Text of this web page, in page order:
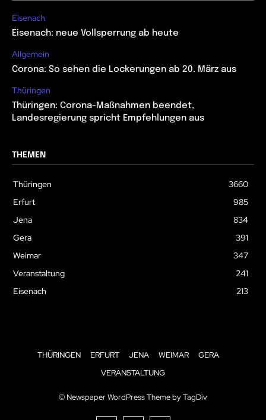
Eisenach
Eisenach: neue Vollsperrung ab heute
Allgemein
Corona: So sehen die Lockerungen ab 20. März aus
Thüringen
Thüringen: Corona-Maßnahmen beendet,
Landesregierung spricht Empfehlungen aus
THEMEN
Thüringen
3660
Erfurt
985
Jena
834
Gera
391
Weimar
347
Veranstaltung
241
Eisenach
213
THÜRINGEN ERFURT JENA WEIMAR
GERA
VERANSTALTUNG
© Newspaper WordPress Theme by TagDiv